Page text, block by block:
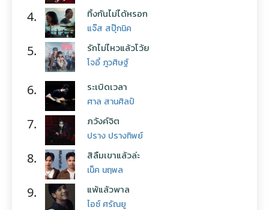
4. ทิ้งกันไม่ได้หรอก
แจ๊ส สปุ๊กนิค
5. รักไม่ไหวแล้วโว้ย
โจอี้ ภูวศิษฐ์
6. ระเบิดเวลา
ศาล สานศิลป์
7. ภวังค์จิต
ปราง ปรางทิพย์
8. สิลืมเขาแล้วล่ะ
เน็ค นฤพล
9. แพ้แล้วพาล
ไอซ์ ศรัณยู